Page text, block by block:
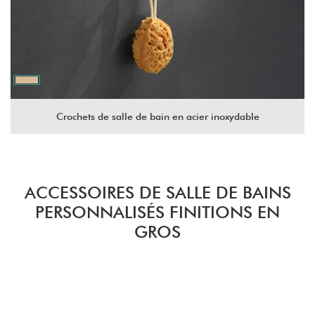
Crochets de salle de bain en acier inoxydable
ACCESSOIRES DE SALLE DE BAINS
PERSONNALISÉS FINITIONS EN
GROS